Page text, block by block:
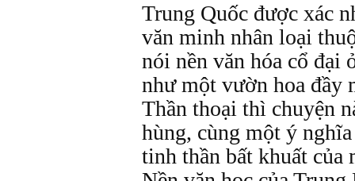
Trung Quốc được xác
văn minh nhân loại
nói nền văn hóa cổ đại
như một vườn hoa đầy
Thần thoại thì chuyện
hùng, cùng một ý
tinh thần bất khuất của